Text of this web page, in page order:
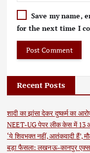
Save my name,
for the next time I
Recent Posts
शादी का झांसा देकर दुष्कर्म का
NEET-UG पेपर लीक केस में 13
‘ये शिवभक्त नहीं, आतंकवादी हैं’,
बड़ा फैसला: लखनऊ-कानपुर